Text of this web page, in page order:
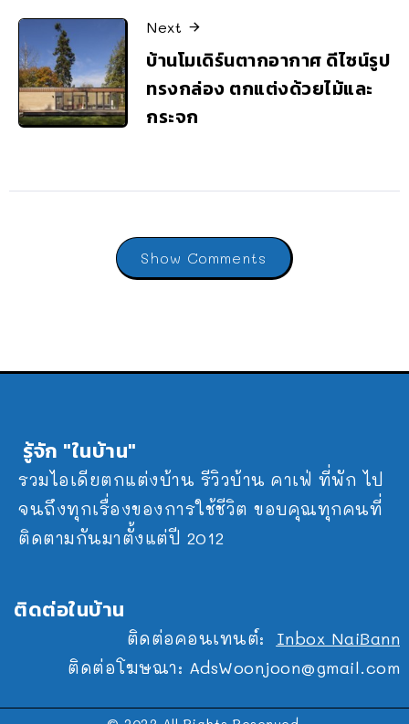
Next
บ้านโมเดิร์นตากอากาศ ดีไซน์รูป
ทรงกล่อง ตกแต่งด้วยไม้และ
กระจก
Show Comments
รู้จัก "ในบ้าน"
รวมไอเดียตกแต่งบ้าน รีวิวบ้าน คาเฟ่ ที่พัก ไป
จนถึงทุกเรื่องของการใช้ชีวิต ขอบคุณทุกคนที่
ติดตามกันมาตั้งแต่ปี 2012
ติดต่อในบ้าน
ติดต่อคอนเทนต์: Inbox NaiBann
ติดต่อโฆษณา: AdsWoonjoon@gmail.com